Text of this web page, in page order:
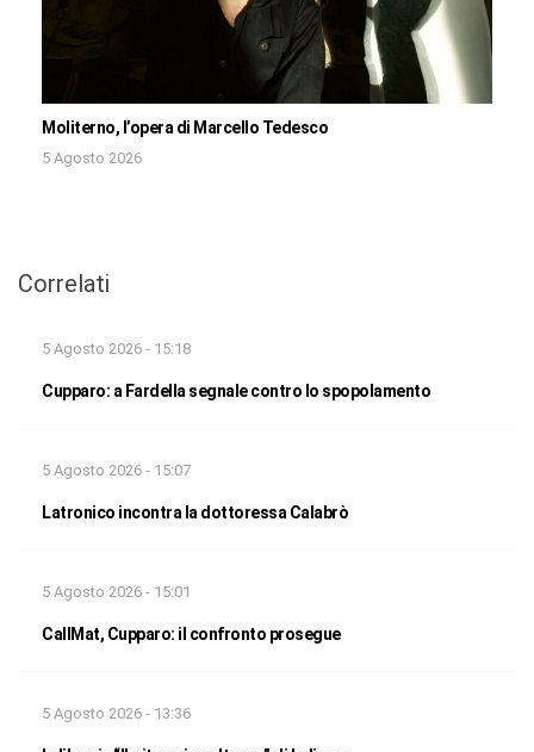
Moliterno, l’opera di Marcello Tedesco
5 Agosto 2026
Correlati
5 Agosto 2026 - 15:18
Cupparo: a Fardella segnale contro lo spopolamento
5 Agosto 2026 - 15:07
Latronico incontra la dottoressa Calabrò
5 Agosto 2026 - 15:01
CallMat, Cupparo: il confronto prosegue
5 Agosto 2026 - 13:36